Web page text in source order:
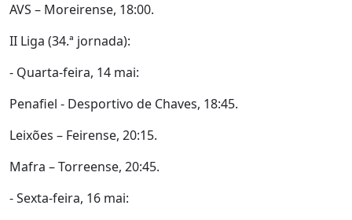
AVS – Moreirense, 18:00.
II Liga (34.ª jornada):
- Quarta-feira, 14 mai:
Penafiel - Desportivo de Chaves, 18:45.
Leixões – Feirense, 20:15.
Mafra – Torreense, 20:45.
- Sexta-feira, 16 mai: